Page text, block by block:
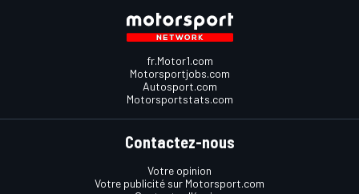
fr.Motor1.com
Motorsportjobs.com
Autosport.com
Motorsportstats.com
Contactez-nous
Votre opinion
Votre publicité sur Motorsport.com